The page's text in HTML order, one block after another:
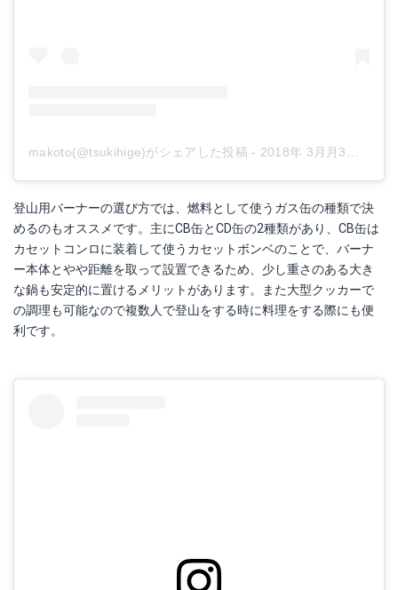
makoto(@tsukihige)がシェアした投稿 - 2018年 3月月3日午後11時33分PST
登山用バーナーの選び方では、燃料として使うガス缶の種類で決
めるのもオススメです。主にCB缶とCD缶の2種類があり、CB缶は
カセットコンロに装着して使うカセットボンベのことで、バーナ
ー本体とやや距離を取って設置できるため、少し重さのある大き
な鍋も安定的に置けるメリットがあります。また大型クッカーで
の調理も可能なので複数人で登山をする時に料理をする際にも便
利です。